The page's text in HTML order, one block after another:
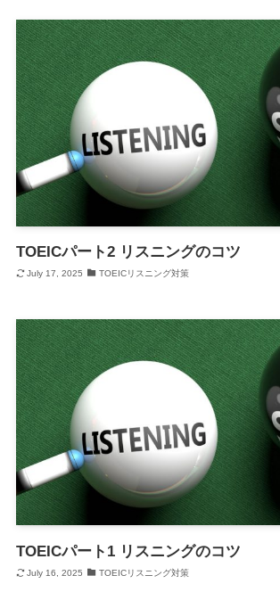
TOEICパート2 リスニングのコツ
July 17, 2025 TOEICリスニング対策
TOEICパート1 リスニングのコツ
July 16, 2025 TOEICリスニング対策